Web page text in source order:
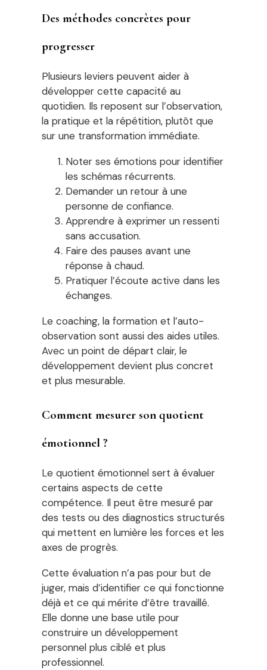
Des méthodes concrètes pour
progresser
Plusieurs leviers peuvent aider à
développer cette capacité au
quotidien. Ils reposent sur l’observation,
la pratique et la répétition, plutôt que
sur une transformation immédiate.
Noter ses émotions pour identifier
les schémas récurrents.
Demander un retour à une
personne de confiance.
Apprendre à exprimer un ressenti
sans accusation.
Faire des pauses avant une
réponse à chaud.
Pratiquer l’écoute active dans les
échanges.
Le coaching, la formation et l’auto-
observation sont aussi des aides utiles.
Avec un point de départ clair, le
développement devient plus concret
et plus mesurable.
Comment mesurer son quotient
émotionnel ?
Le quotient émotionnel sert à évaluer
certains aspects de cette
compétence. Il peut être mesuré par
des tests ou des diagnostics structurés
qui mettent en lumière les forces et les
axes de progrès.
Cette évaluation n’a pas pour but de
juger, mais d’identifier ce qui fonctionne
déjà et ce qui mérite d’être travaillé.
Elle donne une base utile pour
construire un développement
personnel plus ciblé et plus
professionnel.